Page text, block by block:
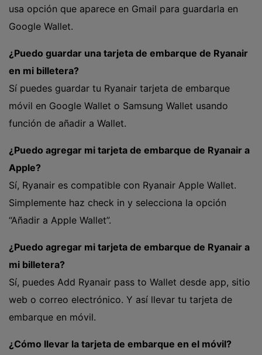
usa opción que aparece en Gmail para guardarla en
Google Wallet.
¿Puedo guardar una tarjeta de embarque de Ryanair
en mi billetera?
Sí puedes guardar tu Ryanair tarjeta de embarque
móvil en Google Wallet o Samsung Wallet usando
función de añadir a Wallet.
¿Puedo agregar mi tarjeta de embarque de Ryanair a
Apple?
Sí, Ryanair es compatible con Ryanair Apple Wallet.
Simplemente haz check in y selecciona la opción
“Añadir a Apple Wallet”.
¿Puedo agregar mi tarjeta de embarque de Ryanair a
mi billetera?
Sí, puedes Add Ryanair pass to Wallet desde app, sitio
web o correo electrónico. Y así llevar tu tarjeta de
embarque en móvil.
¿Cómo llevar la tarjeta de embarque en el móvil?